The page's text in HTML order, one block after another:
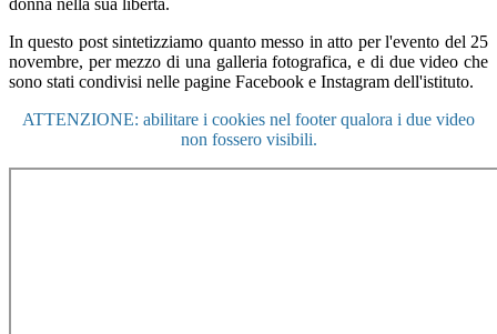
donna nella sua libertà.
In questo post sintetizziamo quanto messo in atto per l'evento del 25
novembre, per mezzo di una galleria fotografica, e di due video che
sono stati condivisi nelle pagine Facebook e Instagram dell'istituto.
ATTENZIONE: abilitare i cookies nel footer qualora i due video
non fossero visibili.